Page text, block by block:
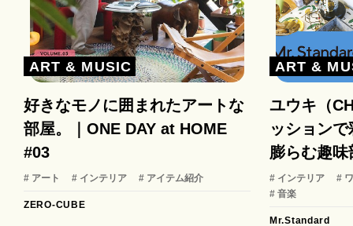
ART & MUSIC
好きなモノに囲まれたアートな
部屋。｜ONE DAY at HOME
#03
# アート # インテリア # アイテム紹介
ZERO-CUBE
ART &
ユウキ（
ッション
膨らむ趣味
# インテリア
#
# 音楽
Mr.Standard